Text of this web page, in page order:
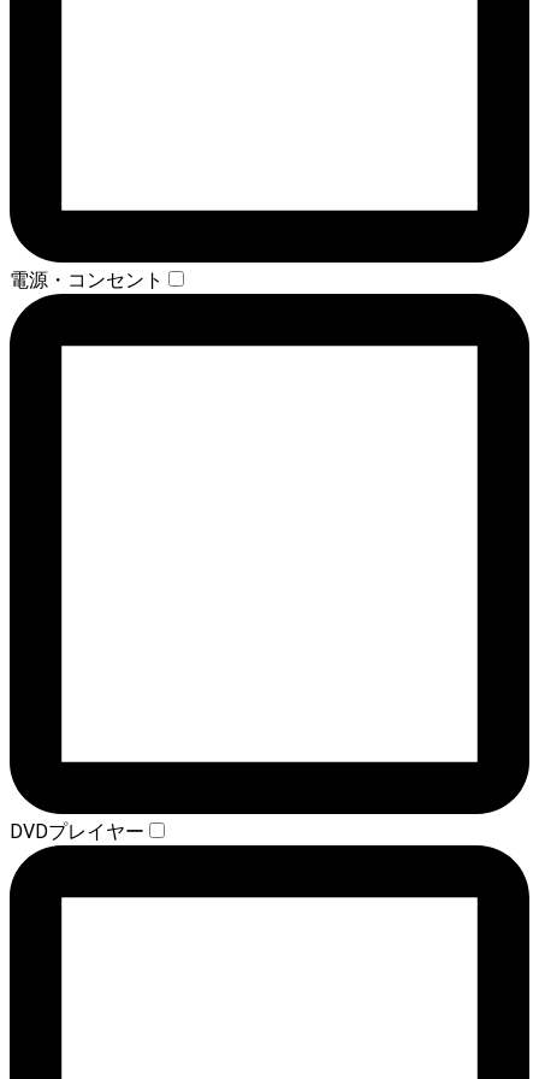
電源・コンセント
DVDプレイヤー